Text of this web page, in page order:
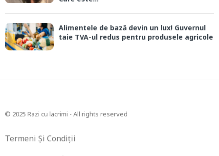
Alimentele de bază devin un lux! Guvernul
taie TVA-ul redus pentru produsele agricole
© 2025 Razi cu lacrimi - All rights reserved
Termeni Și Condiții